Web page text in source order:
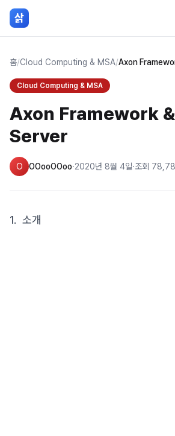
본문 바로가기
삵
홈/Cloud Computing & MSA/Axon
Cloud Computing & MSA
Axon Framework
Server
O OOooOOoo·2020년 8월 4일·조회
1. 소개